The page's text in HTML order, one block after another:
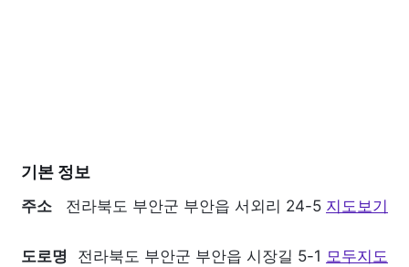
기본 정보
주소 전라북도 부안군 부안읍 서외리 24-5 지도보기
도로명 전라북도 부안군 부안읍 시장길 5-1 모두지도